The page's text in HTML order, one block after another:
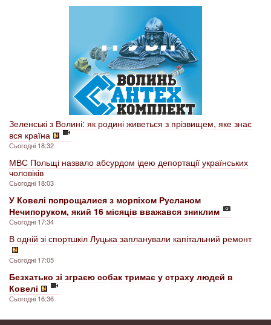
Зеленські з Волині: як родині живеться з прізвищем, яке знає
вся країна
Сьогодні 18:32
МВС Польщі назвало абсурдом ідею депортації українських
чоловіків
Сьогодні 18:03
У Ковелі попрощалися з морпіхом Русланом
Нечипоруком, який 16 місяців вважався зниклим
Сьогодні 17:34
В одній зі спортшкіл Луцька запланували капітальний ремонт
Сьогодні 17:05
Безхатько зі зграєю собак тримає у страху людей в
Ковелі
Сьогодні 16:36